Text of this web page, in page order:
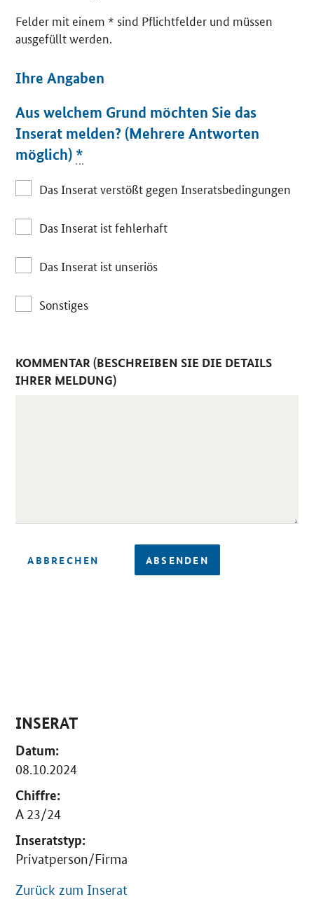
Felder mit einem * sind Pflichtfelder und müssen
ausgefüllt werden.
Ihre Angaben
Aus welchem Grund möchten Sie das
Inserat melden? (Mehrere Antworten
möglich) *
Das Inserat verstößt gegen Inseratsbedingungen
Das Inserat ist fehlerhaft
Das Inserat ist unseriös
Sonstiges
KOMMENTAR (BESCHREIBEN SIE DIE DETAILS
IHRER MELDUNG)
ABBRECHEN ABSENDEN
INSERAT
Datum:
08.10.2024
Chiffre:
A 23/24
Inseratstyp:
Privatperson/Firma
Zurück zum Inserat